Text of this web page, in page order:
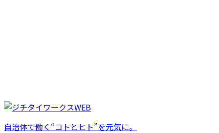
自治体で働く“コトとヒト”を元気に。